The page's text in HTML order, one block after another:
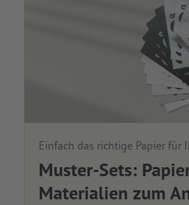
Einfach das richtige Papier für
Muster-Sets:
Materialien zum